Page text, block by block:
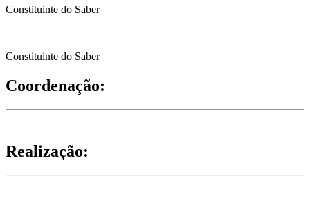
Constituinte do Saber
Constituinte do Saber
Coordenação:
Realização: